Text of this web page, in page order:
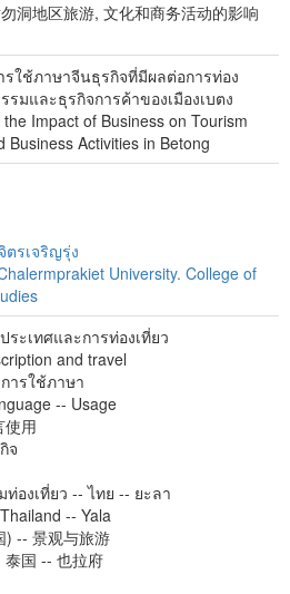
洞地区旅游, 文化和商务活动的影响
รใช้ภาษาจีนธุรกิจที่มีผลต่อการท่อง
รมและธุรกิจการค้าของเมืองเบตง
Impact of Business on Tourism
Business Activities in Betong
รเจริญรุ่ง
University. College of
ระเทศและการท่องเที่ยว
and travel
ารใช้ภาษา
-- Usage
使用
จ
องเที่ยว -- ไทย -- ยะลา
-- Yala
) -- 景观与旅游
泰国 -- 也拉府